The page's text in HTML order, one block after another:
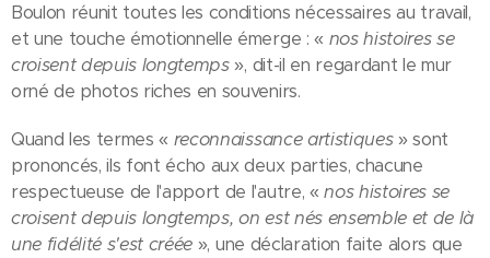
Boulon réunit toutes les conditions nécessaires au travail,
et une touche émotionnelle émerge : « nos histoires se
croisent depuis longtemps», dit-il en regardant le mur
orné de photos riches en souvenirs.
Quand les termes « reconnaissance artistiques» sont
prononcés, ils font écho aux deux parties, chacune
respectueuse de l'apport de l'autre, « nos histoires se
croisent depuis longtemps, on est nés ensemble et de là
une fidélité s'est créée », une déclaration faite alors que